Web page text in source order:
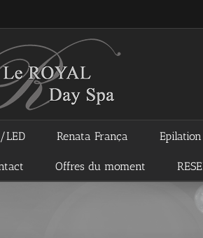
LED Renata França Epilation
Offres du moment